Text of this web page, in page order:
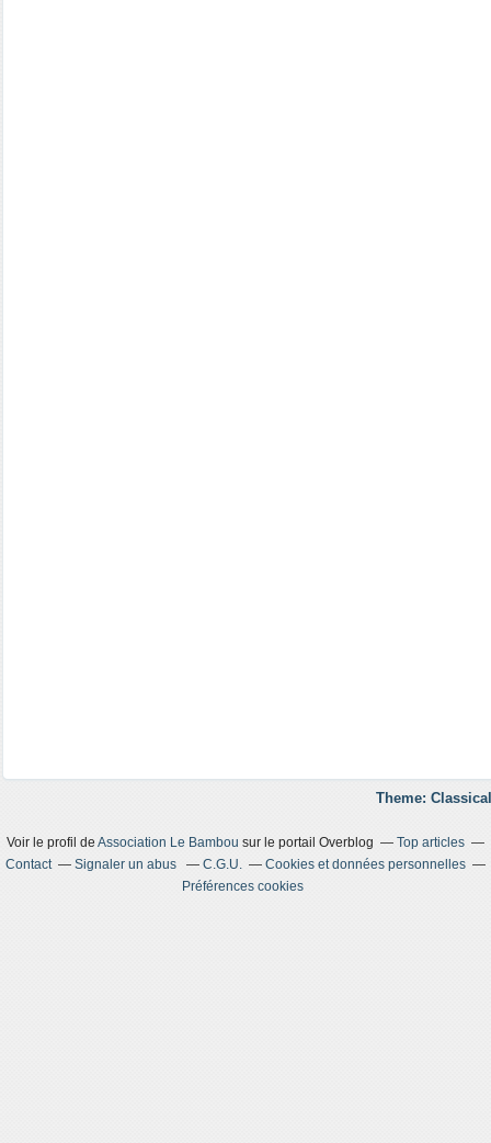
Theme:
Voir le profil de Association Le Bambou sur le portail Overblog
Top articles
Contact
Signaler un abus C.G.U.
Cookies et données personnelles
Préférences cookies